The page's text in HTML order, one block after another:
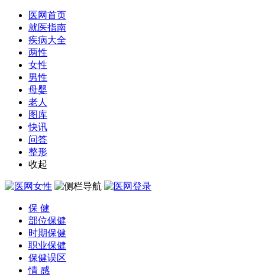
医网首页
就医指南
疾病大全
两性
女性
男性
母婴
老人
图库
快讯
问答
整形
收起
保 健
部位保健
时期保健
职业保健
保健误区
情 感